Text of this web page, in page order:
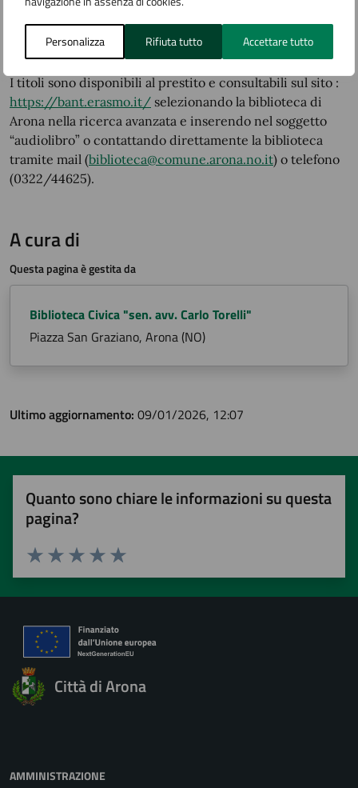
Personalizza Rifiuta tutto Accettare tutto
Famiglia per aver dato vita a un percorso che unisce
appartenenza alla nostra città.»
I titoli sono disponibili al prestito e consultabili sul sito :
https://bant.erasmo.it/ selezionando la biblioteca di
Arona nella ricerca avanzata e inserendo nel soggetto
“audiolibro” o contattando direttamente la biblioteca
tramite mail (biblioteca@comune.arona.no.it) o telefono
(0322/44625).
A cura di
Questa pagina è gestita da
Biblioteca Civica "sen. avv. Carlo Torelli"
Piazza San Graziano, Arona (NO)
Ultimo aggiornamento: 09/01/2026, 12:07
Quanto sono chiare le informazioni su questa
pagina?
Valuta 5 stelle su 5
Valuta 4 stelle su 5
Valuta 3 stelle su 5
Valuta 2 stelle su 5
Valuta 1 stelle su 5
Città di Arona
AMMINISTRAZIONE